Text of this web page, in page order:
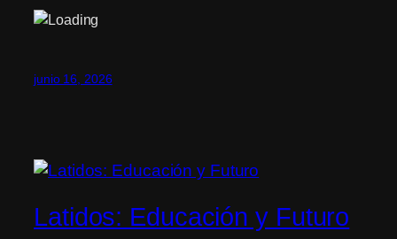
junio 16, 2026
Latidos: Educación y Futuro